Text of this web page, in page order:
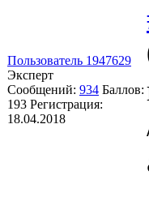
Пользователь 1947629
Эксперт
Сообщений: 934 Баллов:
193 Регистрация:
18.04.2018